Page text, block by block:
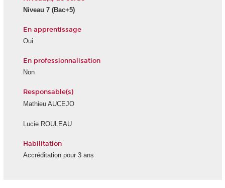
Niveau 7(Bac+5)
En apprentissage
Oui
En professionnalisation
Non
Responsable(s)
Mathieu AUCEJO
Lucie ROULEAU
Habilitation
Accréditation pour 3 ans